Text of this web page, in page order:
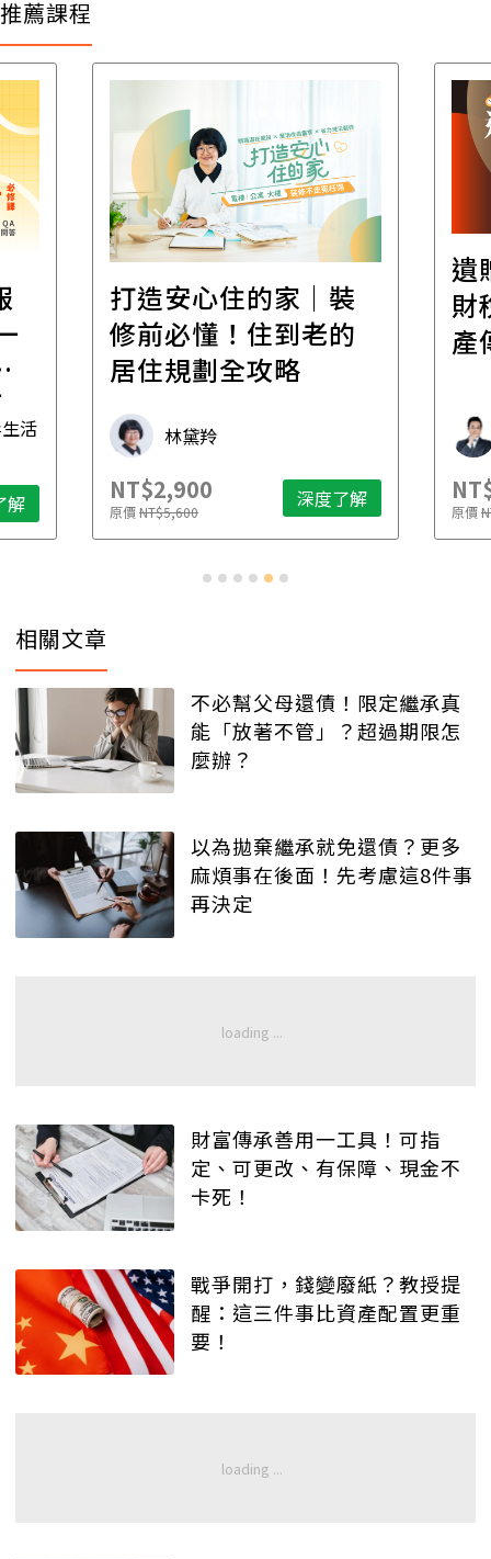
推薦課程
活
解
打造安心住的家｜裝
修前必懂！住到老的
居住規劃全攻略
林黛羚
NT$2,900
原價NT$5,600 深度了解
遺
財
產
原價
相關文章
不必幫父母還債！限定繼承真
能「放著不管」？超過期限怎
麼辦？
以為拋棄繼承就免還債？更多
麻煩事在後面！先考慮這8件事
再決定
財富傳承善用一工具！可指
定、可更改、有保障、現金不
卡死！
戰爭開打，錢變廢紙？教授提
醒：這三件事比資產配置更重
要！